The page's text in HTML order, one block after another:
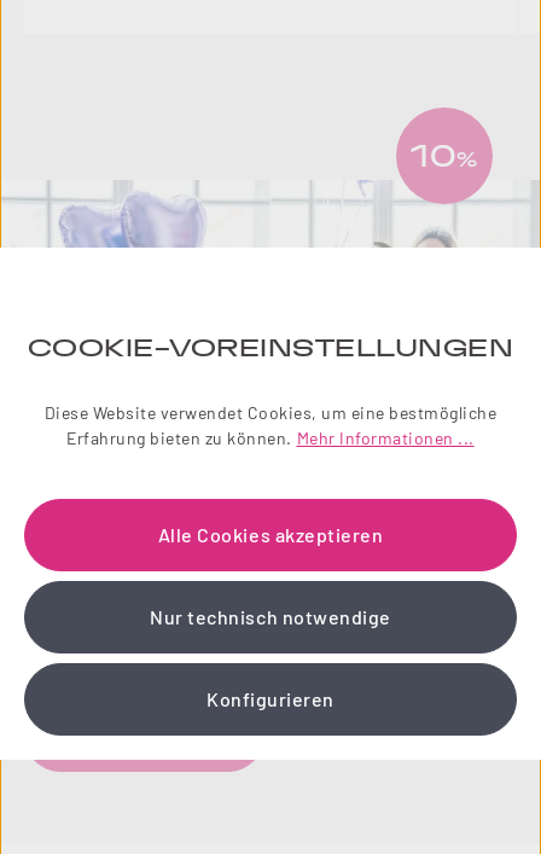
10%
NEWSLETTER
Einfach zauberhaft! Abonnieren Sie jetzt unseren
liebevoll gestalteten Newsletter.
Wir schenken Ihnen einen 10 % Gutschein!
Jetzt anmelden
COOKIE-VOREINSTELLUNGEN
Diese Website verwendet Cookies, um eine bestmögliche
Erfahrung bieten zu können. Mehr Informationen ...
Alle Cookies akzeptieren
Nur technisch notwendige
Konfigurieren